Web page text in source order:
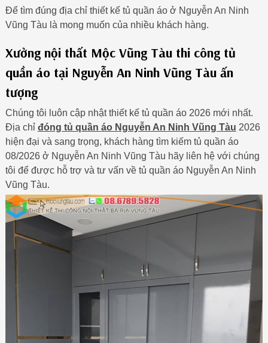
Để tìm đúng địa chỉ thiết kế tủ quần áo ở Nguyễn An Ninh
Vũng Tàu là mong muốn của nhiều khách hàng.
Xưởng nội thất Mộc Vũng Tàu thi công tủ
quần áo tại Nguyễn An Ninh Vũng Tàu ấn
tượng
Chúng tôi luôn cập nhật thiết kế tủ quần áo 2026 mới nhất.
Địa chỉ đóng tủ quần áo Nguyễn An Ninh Vũng Tàu 2026
hiện đại và sang trọng, khách hàng tìm kiếm tủ quần áo
08/2026 ở Nguyễn An Ninh Vũng Tàu hãy liên hệ với chúng
tôi để được hỗ trợ và tư vấn về tủ quần áo Nguyễn An Ninh
Vũng Tàu.